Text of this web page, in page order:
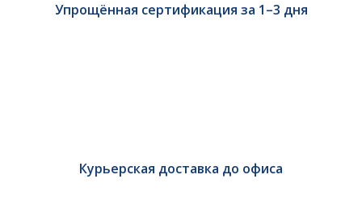
Упрощённая сертификация за 1–3 дня
Курьерская доставка до офиса